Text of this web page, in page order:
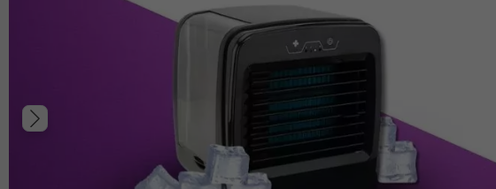
Poprzedni